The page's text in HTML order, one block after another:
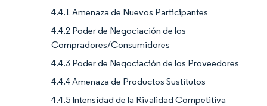
4.4.1 Amenaza de Nuevos Participantes
4.4.2 Poder de Negociación de los
Compradores/Consumidores
4.4.3 Poder de Negociación de los Proveedores
4.4.4 Amenaza de Productos Sustitutos
4.4.5 Intensidad de la Rivalidad Competitiva